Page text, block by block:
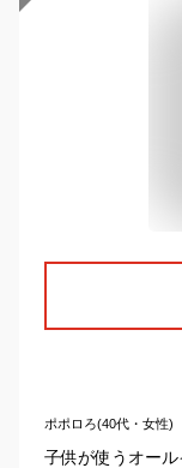
ポポロろ(40代・女性)
子供が使うオー